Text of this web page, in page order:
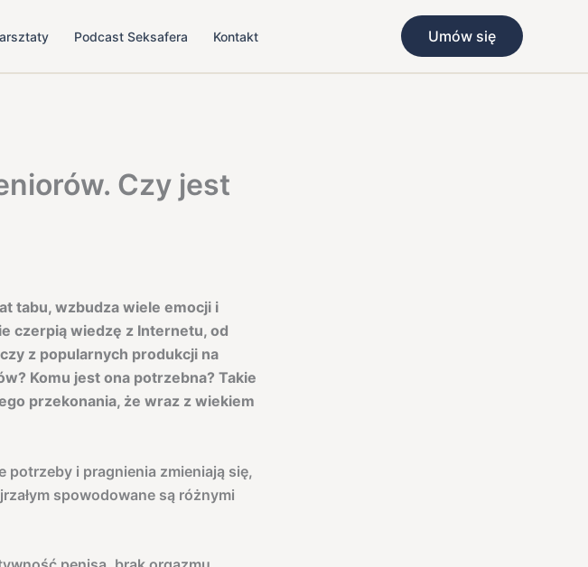
Podcast Seksafera Kontakt Umów się
Czy jest
tabu, wzbudza wiele emocji i
czerpią wiedzę z Internetu, od
z popularnych produkcji na
Komu jest ona potrzebna? Takie
przekonania, że wraz z wiekiem
potrzeby i pragnienia zmieniają się,
spowodowane są różnymi